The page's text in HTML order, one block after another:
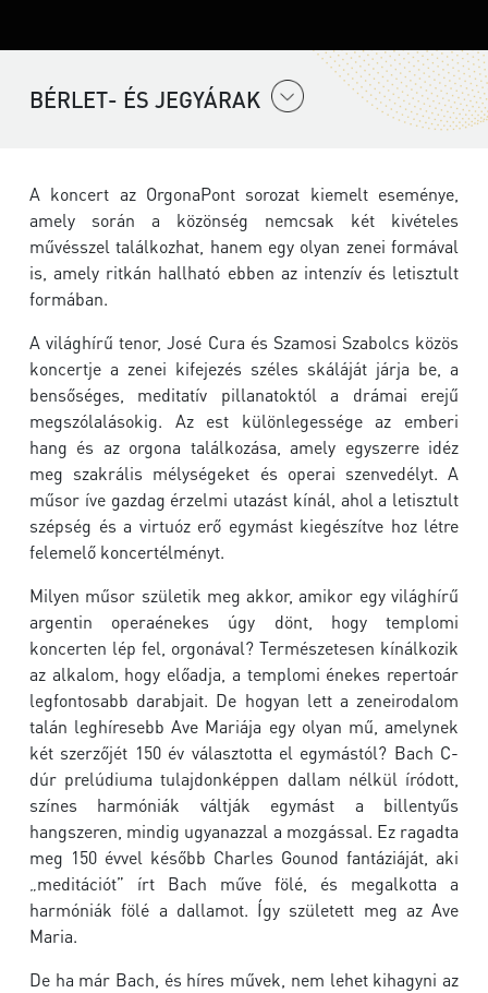
BÉRLET- ÉS JEGYÁRAK
A koncert az OrgonaPont sorozat kiemelt eseménye,
amely során a közönség nemcsak két kivételes
művésszel találkozhat, hanem egy olyan zenei formával
is, amely ritkán hallható ebben az intenzív és letisztult
formában.
A világhírű tenor,José Cura és Szamosi Szabolcs közös
koncertje a zenei kifejezés széles skáláját járja be, a
bensőséges, meditatív pillanatoktól a drámai erejű
megszólalásokig. Az est különlegessége az emberi
hang és az orgona találkozása, amely egyszerre idéz
meg szakrális mélységeket és operai szenvedélyt. A
műsor íve gazdag érzelmi utazást kínál, ahol a letisztult
szépség és a virtuóz erő egymást kiegészítve hoz létre
felemelő koncertélményt.
Milyen műsor születik meg akkor, amikor egy világhírű
argentin operaénekes úgy dönt, hogy templomi
koncerten lép fel, orgonával? Természetesen kínálkozik
az alkalom, hogy előadja, a templomi énekes repertoár
legfontosabb darabjait. De hogyan lett a zeneirodalom
talán leghíresebb Ave Mariája egy olyan mű, amelynek
két szerzőjét 150 év választotta el egymástól? Bach C-
dúr prelúdiuma tulajdonképpen dallam nélkül íródott,
színes harmóniák váltják egymást a billentyűs
hangszeren, mindig ugyanazzal a mozgással. Ez ragadta
meg 150 évvel később Charles Gounod fantáziáját, aki
„meditációt” írt Bach műve fölé, és megalkotta a
harmóniák fölé a dallamot. Így született meg az Ave
Maria.
De ha már Bach, és híres művek, nem lehet kihagyni az